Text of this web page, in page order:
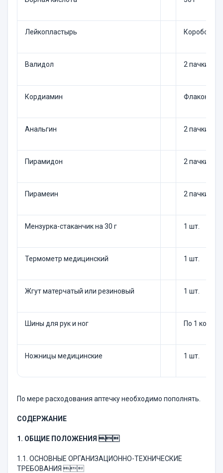
Лейкопластырь Коробочка
Валидол 2 пачки
Кордиамин Флакон
Анальгин 2 пачки
Пирамидон 2 пачки
Пирамеин 2 пачки
Мензурка-стаканчик на 30 г 1 шт.
Термометр медицинский 1 шт.
Жгут матерчатый или резиновый 1 шт.
Шины для рук и ног По 1
Ножницы медицинские 1 шт.
По мере расходования аптечку необходимо пополнять.
СОДЕРЖАНИЕ
1. ОБЩИЕ ПОЛОЖЕНИЯ 
1.1. ОСНОВНЫЕ ОРГАНИЗАЦИОННО-ТЕХНИЧЕСКИЕ
ТРЕБОВАНИЯ 